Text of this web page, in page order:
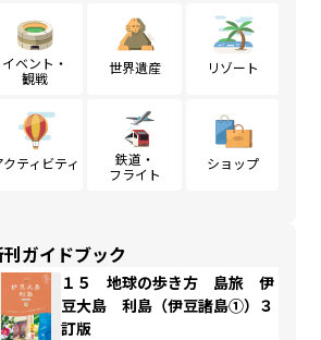
イベント・
観戦
世界遺産 リゾート
クティビティ
鉄道・
フライト
ショップ
ガイドブック
１５ 地球の歩き方 島旅 伊
豆大島 利島（伊豆諸島①）３
訂版